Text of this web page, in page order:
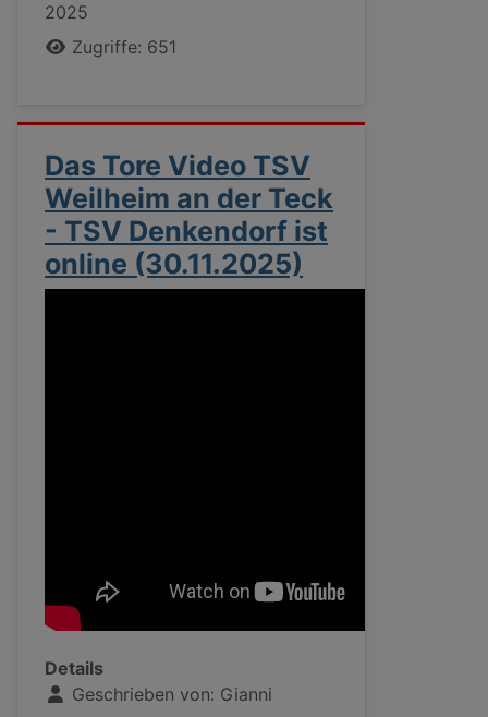
2025
Zugriffe: 651
Das Tore Video TSV
Weilheim an der Teck
- TSV Denkendorf ist
online (30.11.2025)
Details
Geschrieben von: Gianni